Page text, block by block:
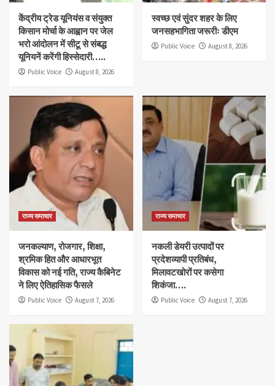
केंद्रीय ट्रेड यूनियंस व संयुक्त
किसान मोर्चा के आह्वान पर जेल
भरो आंदोलन में सीटू से संबद्ध
यूनियनें करेंगी हिस्सेदारी…..
Public Voice August 8, 2026
स्वच्छ एवं सुंदर शहर के लिए
जनसहभागिता जरूरीः डीएम
Public Voice August 8, 2026
राज्य समाचार
जनकल्याण, रोजगार, शिक्षा,
श्रमिक हित और आधारभूत
विकास को नई गति, राज्य कैबिनेट
ने लिए ऐतिहासिक फैसले
Public Voice August 7, 2026
राज्य समाचार
नकली डेयरी उत्पादों पर
प्रदेशव्यापी प्रतिबंध,
मिलावटखोरों पर कसेगा
शिकंजा….
Public Voice August 7, 2026